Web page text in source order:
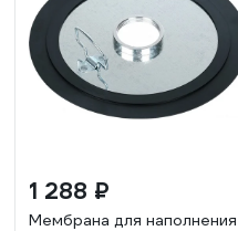
1 288 ₽
Мембрана для наполнения